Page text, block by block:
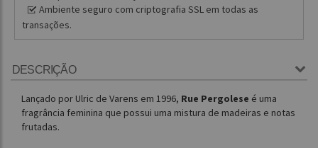
Ambiente seguro com criptografia SSL em todas as
transações.
DESCRIÇÃO
Lançado por Ulric de Varens em 1996, Rue Pergolese é uma
fragrância feminina que possui uma mistura de madeiras e notas
frutadas.